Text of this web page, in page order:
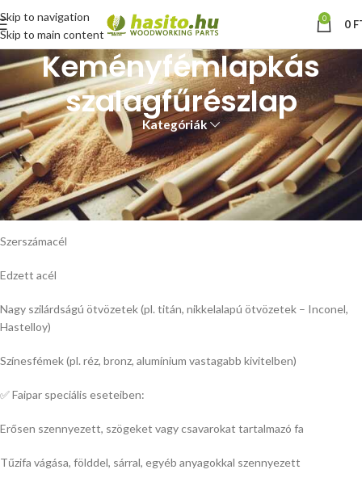
Skip to navigation
Skip to main content
0 0
Keményfémlapkás
szalagfűrészlap
Kategóriák
Mire alkalmasak a keményfémlapkás szalagfűrészlapok?
✅ Fémek vágása:
Rozsdamentes acél (INOX)
Szerszámacél
Edzett acél
Nagy szilárdságú ötvözetek (pl. titán, nikkelalapú ötvözetek – Inconel,
Hastelloy)
Színesfémek (pl. réz, bronz, alumínium vastagabb kivitelben)
✅ Faipar speciális eseteiben:
Erősen szennyezett, szögeket vagy csavarokat tartalmazó fa
Tűzifa vágása, földdel, sárral, egyéb anyagokkal szennyezett